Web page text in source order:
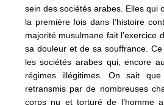
sein des sociétés arabes. Elles qui
la première fois dans l’histoire
majorité musulmane fait l’exercice
sa douleur et de sa souffrance.
les sociétés arabes qui, encore
régimes illégitimes. On sait
retransmis par de nombreuses
corps nu et torturé de l’homme